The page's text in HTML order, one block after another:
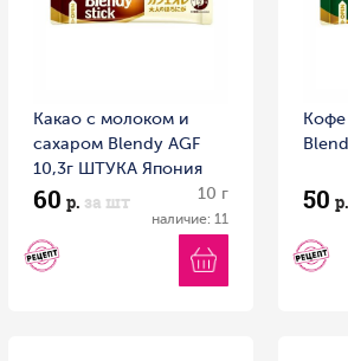
Какао с молоком и
сахаром Blendy AGF
10,3г ШТУКА Япония
60 р. за шт 10 г
наличие: 11
Кофе
50 р.